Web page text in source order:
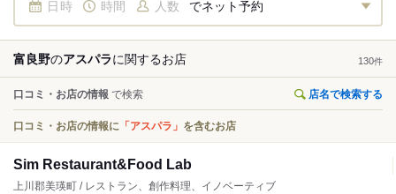
日時 時間 人数 でネット予約
富良野のアスパラに関するお店 130件
口コミ・お店の情報 で検索 店名で検索する
口コミ・お店の情報に 「アスパラ」 を含むお店
Sim Restaurant&Food Lab
上川郡美瑛町 / レストラン、創作料理、イノベーティブ